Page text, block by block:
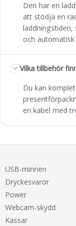
Den har en
att stödja en
och automatisk
Vilka tillbehör
Du kan
en kabel med
USB-minnen
Dryckesvaror
Power
Webcam-skydd
Kassar